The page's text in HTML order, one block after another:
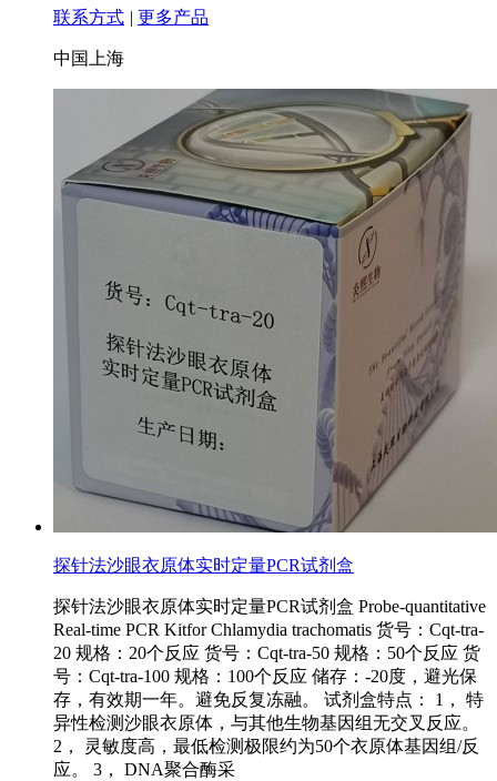
联系方式 | 更多产品
中国上海
探针法沙眼衣原体实时定量PCR试剂盒
探针法沙眼衣原体实时定量PCR试剂盒 Probe-quantitative
Real-time PCR Kitfor Chlamydia trachomatis 货号：Cqt-tra-
20 规格：20个反应 货号：Cqt-tra-50 规格：50个反应 货
号：Cqt-tra-100 规格：100个反应 储存：-20度，避光保
存，有效期一年。避免反复冻融。 试剂盒特点： 1， 特
异性检测沙眼衣原体，与其他生物基因组无交叉反应。
2， 灵敏度高，最低检测极限约为50个衣原体基因组/反
应。 3， DNA聚合酶采